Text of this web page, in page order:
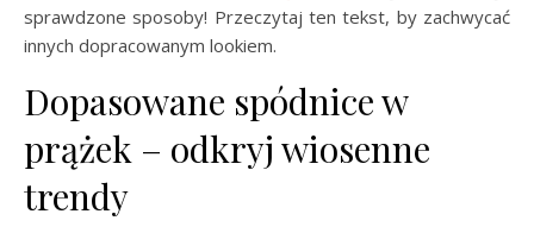
sprawdzone sposoby! Przeczytaj ten tekst, by zachwycać
innych dopracowanym lookiem.
Dopasowane spódnice w
prążek – odkryj wiosenne
trendy